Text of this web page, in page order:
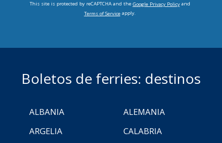
This site is protected by reCAPTCHA and the Google Privacy Policyand
Terms of Serviceapply.
Boletos de ferries: destinos
ALBANIA
ALEMANIA
ARGELIA
CALABRIA